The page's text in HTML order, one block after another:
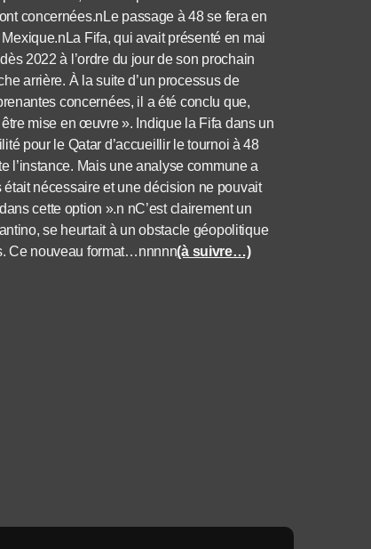
concernées.nLe passage à 48 se fera en
Fifa, qui avait présenté en mai
2022 à l’ordre du jour de son prochain
arrière. À la suite d’un processus de
concernées, il a été conclu que,
mise en œuvre ». Indique la Fifa dans un
pour le Qatar d’accueillir le tournoi à 48
l’instance. Mais une analyse commune a
nécessaire et une décision ne pouvait
cette option ».n nC’est clairement un
se heurtait à un obstacle géopolitique
Ce nouveau format…nnnnn(à suivre…)